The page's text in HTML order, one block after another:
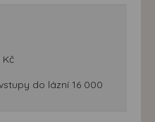
do lázní 16 000